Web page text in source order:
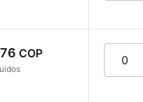
COP 0